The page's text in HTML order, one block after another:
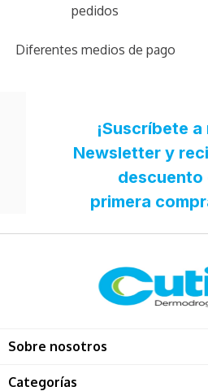
pedidos
Diferentes medios de pago
Sobre nosotros
Quienes somos
Categorías